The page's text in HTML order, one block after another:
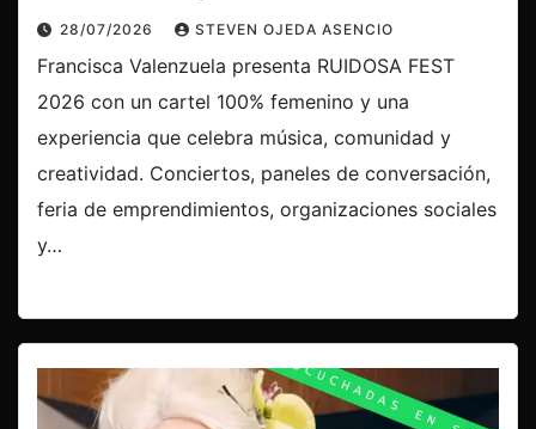
28/07/2026 STEVEN OJEDA ASENCIO
Francisca Valenzuela presenta RUIDOSA FEST
2026 con un cartel 100% femenino y una
experiencia que celebra música, comunidad y
creatividad. Conciertos, paneles de conversación,
feria de emprendimientos, organizaciones sociales
y…